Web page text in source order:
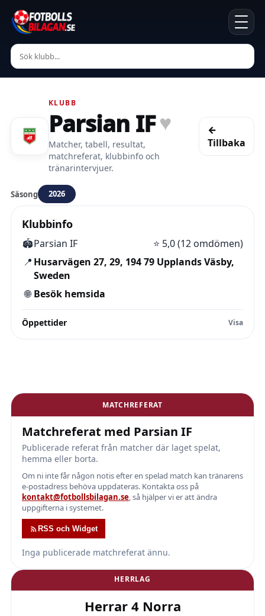
KLUBB
Parsian IF♥
Matcher, tabell, resultat,
matchreferat, klubbinfo och
tränarintervjuer.
←
Tillbaka
Säsong 2026
Klubbinfo
🏟️Parsian IF ⭐ 5,0 (12 omdömen)
📍 Husarvägen 27, 29, 194 79 Upplands Väsby,
Sweden
🌐 Besök hemsida
Öppettider
MATCHREFERAT
Matchreferat med Parsian IF
Publicerade referat från matcher där laget spelat,
hemma eller borta.
Om ni inte får någon notis efter en spelad match kan tränarens
e-postadress behöva uppdateras. Kontakta oss på
kontakt@fotbollsbilagan.se, så hjälper vi er att ändra
uppgifterna i systemet.
RSS och Widget
Inga publicerade matchreferat ännu.
HERRLAG
Herrar 4 Norra